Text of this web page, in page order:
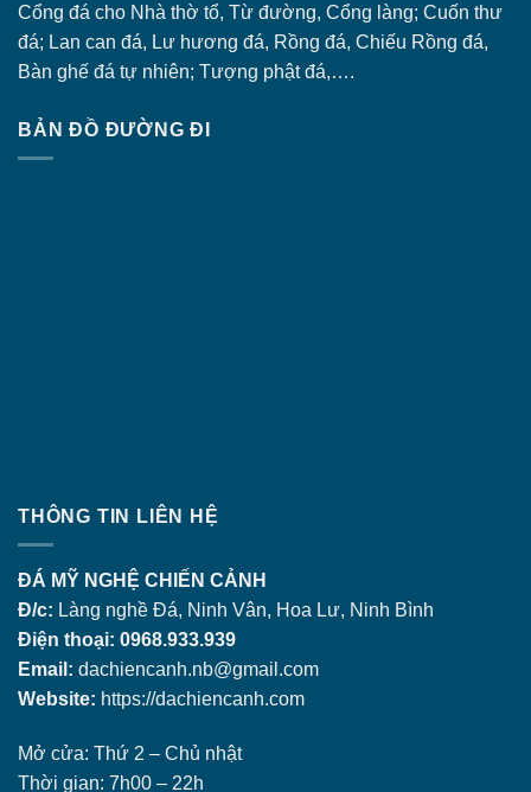
Cổng đá cho Nhà thờ tổ, Từ đường, Cổng làng; Cuốn thư
đá; Lan can đá, Lư hương đá, Rồng đá, Chiếu Rồng đá,
Bàn ghế đá tự nhiên; Tượng phật đá,….
BẢN ĐỒ ĐƯỜNG ĐI
THÔNG TIN LIÊN HỆ
ĐÁ MỸ NGHỆ CHIẾN CẢNH
Đ/c: Làng nghề Đá, Ninh Vân, Hoa Lư, Ninh Bình
Điện thoại: 0968.933.939
Email: dachiencanh.nb@gmail.com
Website: https://dachiencanh.com
Mở cửa: Thứ 2 – Chủ nhật
Thời gian: 7h00 – 22h